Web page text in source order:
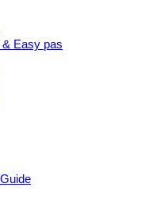
Easy pas